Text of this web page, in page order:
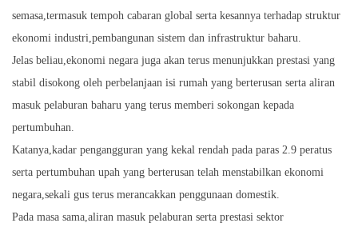
semasa,termasuk tempoh cabaran global serta kesannya terhadap struktur
ekonomi industri,pembangunan sistem dan infrastruktur baharu.
Jelas beliau,ekonomi negara juga akan terus menunjukkan prestasi yang
stabil disokong oleh perbelanjaan isi rumah yang berterusan serta aliran
masuk pelaburan baharu yang terus memberi sokongan kepada
pertumbuhan.
Katanya,kadar pengangguran yang kekal rendah pada paras 2.9 peratus
serta pertumbuhan upah yang berterusan telah menstabilkan ekonomi
negara,sekali gus terus merancakkan penggunaan domestik.
Pada masa sama,aliran masuk pelaburan serta prestasi sektor